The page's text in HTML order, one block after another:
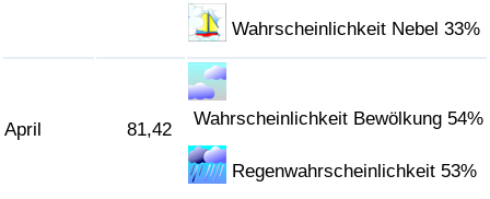
Wahrscheinlichkeit Nebel 33%
April 81,42
Wahrscheinlichkeit Bewölkung 54%
Regenwahrscheinlichkeit 53%